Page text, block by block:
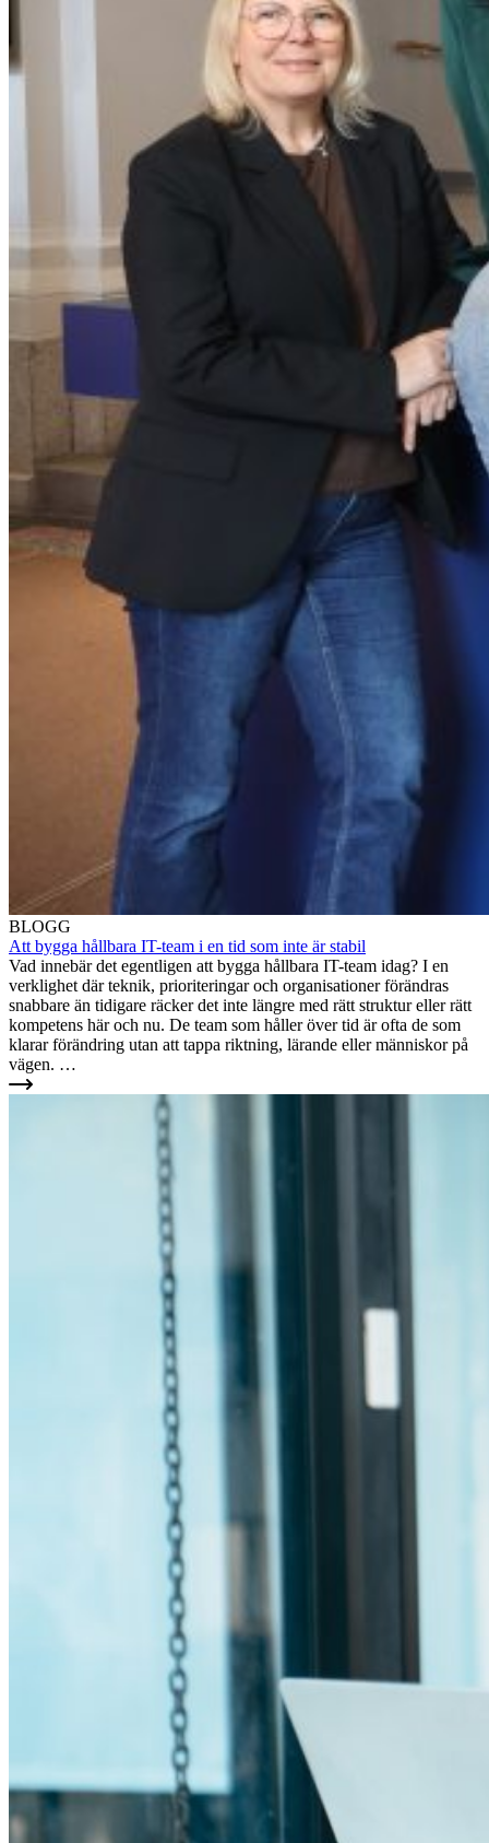
BLOGG
Att bygga hållbara IT-team i en tid som inte är stabil
Vad innebär det egentligen att bygga hållbara IT-team idag? I en
verklighet där teknik, prioriteringar och organisationer förändras
snabbare än tidigare räcker det inte längre med rätt struktur eller rätt
kompetens här och nu. De team som håller över tid är ofta de som
klarar förändring utan att tappa riktning, lärande eller människor på
vägen. …